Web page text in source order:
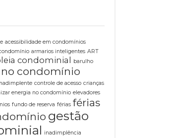
acessibilidade em condomínios
armarios inteligentes ART
condominial barulho
no condomínio
controle de acesso crianças
energia no condomínio elevadores
fundo de reserva férias férias
gestão
inadimplência